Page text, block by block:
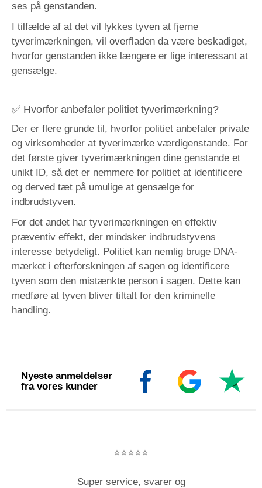
ses på genstanden.
I tilfælde af at det vil lykkes tyven at fjerne
tyverimærkningen, vil overfladen da være beskadiget,
hvorfor genstanden ikke længere er lige interessant at
gensælge.
✅ Hvorfor anbefaler politiet tyverimærkning?
Der er flere grunde til, hvorfor politiet anbefaler private
og virksomheder at tyverimærke værdigenstande. For
det første giver tyverimærkningen dine genstande et
unikt ID, så det er nemmere for politiet at identificere
og derved tæt på umulige at gensælge for
indbrudstyven.
For det andet har tyverimærkningen en effektiv
præventiv effekt, der mindsker indbrudstyvens
interesse betydeligt. Politiet kan nemlig bruge DNA-
mærket i efterforskningen af sagen og identificere
tyven som den mistænkte person i sagen. Dette kan
medføre at tyven bliver tiltalt for den kriminelle
handling.
Nyeste anmeldelser
fra vores kunder
⭐️⭐️⭐️⭐️⭐️
Super service, svarer og